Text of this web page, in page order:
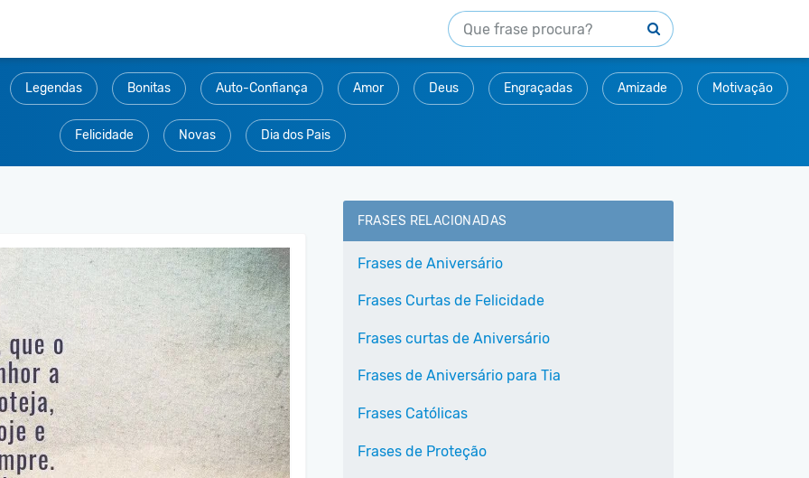
Legendas Bonitas Auto-Confiança Amor Deus Engraçadas Amizade Motivação
Felicidade Novas Dia dos Pais
FRASES RELACIONADAS
Frases de Aniversário
Frases Curtas de Felicidade
Frases curtas de Aniversário
Frases de Aniversário para Tia
Frases Católicas
Frases de Proteção